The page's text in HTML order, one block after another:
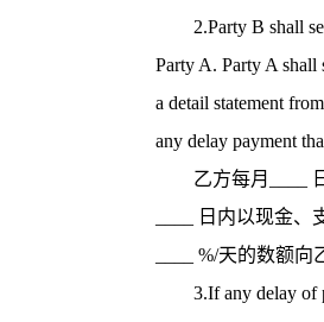
2.Party B shall
Party A. Party A shall
a detail statement
any delay payment
乙方每月____ 日
____ 日内以现金
____ %/天的数额
3.If any delay of